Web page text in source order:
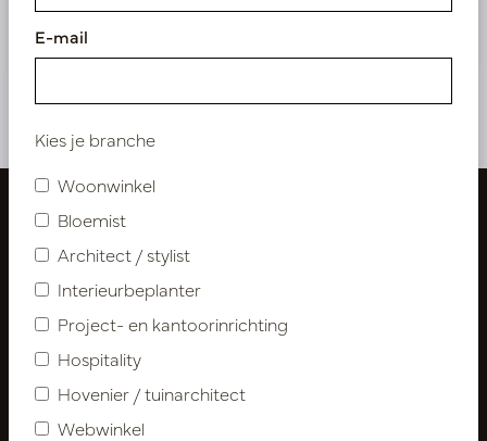
Nieuw? Registreer hier
E-mail
Kies je branche
Woonwinkel
Bloemist
Architect / stylist
Interieurbeplanter
Project- en kantoorinrichting
Hospitality
Hovenier / tuinarchitect
Webwinkel